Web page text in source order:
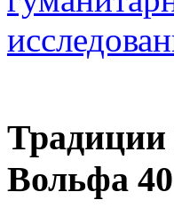
Традиции
Вольфа